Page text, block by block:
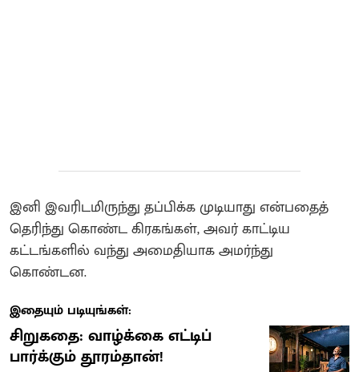
இனி இவரிடமிருந்து தப்பிக்க முடியாது என்பதைத்
தெரிந்து கொண்ட கிரகங்கள், அவர் காட்டிய
கட்டங்களில் வந்து அமைதியாக அமர்ந்து
கொண்டன.
இதையும் படியுங்கள்:
சிறுகதை: வாழ்க்கை எட்டிப்
பார்க்கும் தூரம்தான்!